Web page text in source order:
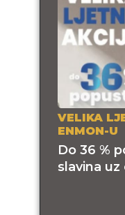
VELIKA
ENMON-U
Do 36 %
slavina